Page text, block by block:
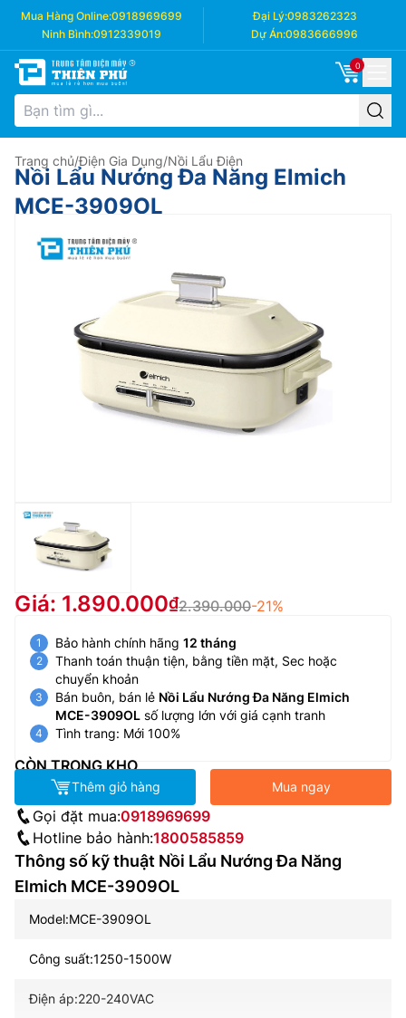
Mua Hàng Online:0918969699 Đại Lý:0983262323
Ninh Bình:0912339019 Dự Án:0983666996
0
Trang chủ/Điện Gia Dụng/Nồi Lẩu Điện
Nồi Lẩu Nướng Đa Năng Elmich
MCE-3909OL
Giá: 1.890.000 2.390.000-21%
Bảo hành chính hãng 12 tháng
Thanh toán thuận tiện, bằng tiền mặt, Sec hoặc
chuyển khoản
Bán buôn, bán lẻ Nồi Lẩu Nướng Đa Năng Elmich
MCE-3909OL số lượng lớn với giá cạnh tranh
Tình trang: Mới 100%
CÒN TRONG KHO
Thêm giỏ hàng Mua ngay
Gọi đặt mua:0918969699
Hotline bảo hành:1800585859
Thông số kỹ thuật Nồi Lẩu Nướng Đa Năng
Elmich MCE-3909OL
Model:MCE-3909OL
Công suất:1250-1500W
Điện áp:220-240VAC